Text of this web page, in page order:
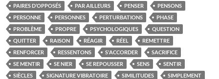
PAIRES D’OPPOSÉS
PAR AILLEURS PENSER
PENSONS
PERSONNE
PERSONNES PERTURBATIONS
PHASE
PROBLÈME
PROPRE PSYCHOLOGIQUES
QUESTION
QUITTER
RAISON RÉAGIR RÉEL
REMETTRE
RENFORCER
RESSENTONS S'ACCORDER
SACRIFICE
SE MENTIR
SE NIER SE REPOUSSER SENS
SENTIR
SIÈCLES
SIGNATURE VIBRATOIRE SIMILITUDES
SIMPLEMENT